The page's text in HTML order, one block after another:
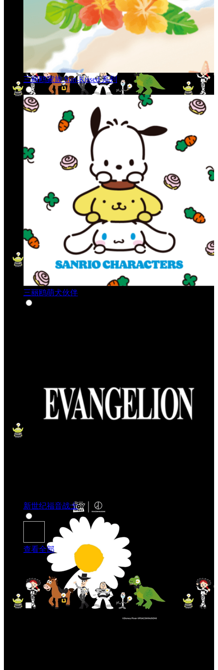
三丽鸥家族 Sun-Kissed 系列
三丽鸥萌犬伙伴
新世纪福音战士
查看全部
动漫